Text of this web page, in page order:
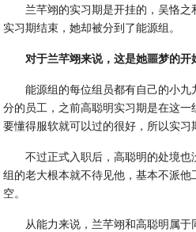
兰芊翊的实习期是开挂的，吴恪
实习期结束，她却被分到了能源组。
对于兰芊翊来说，这是她噩梦的开
能源组的每位组员都有自己的小
分的员工，之前高聪明实习期是在这
要懂得服软就可以过的很好，所以实习
不过正式入职后，高聪明的处境
组的老大根本就不待见他，基本不派
空。
从能力来说，兰芊翊和高聪明属